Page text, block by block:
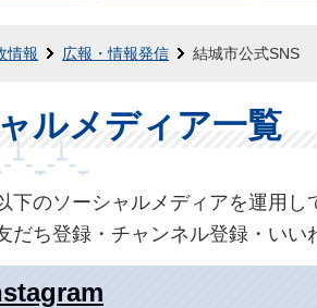
情報 広報・情報発信 結城市公式SNS
ルメディア一覧
下のソーシャルメディアを運用し
だち登録・チャンネル登録・いい